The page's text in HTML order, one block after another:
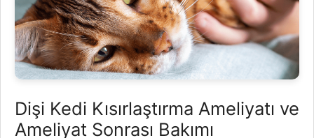
Dişi Kedi Kısırlaştırma Ameliyatı ve
Ameliyat Sonrası Bakımı